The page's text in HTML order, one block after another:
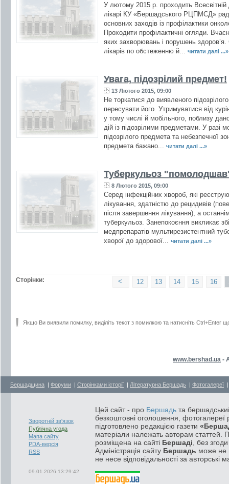
У лютому 2015 р. проходить Всесвітній
лікарі КУ «Бершадського РЦПМСД»
основних заходів із профілактики
Проходити профілактичні огляди.
яких захворювань і порушень здоров’я.
лікарів по обстеженню й...
читати далі ...»
Увага, підозрілий предмет!
13 Лютого 2015, 09:00
Не торкатися до виявленого
пересувати його. Утримуватися від
у тому числі й мобільного, поблизу
дій із підозрілими предметами. У разі
підозрілого предмета та небезпечної
предмета бажано...
читати далі ...»
Туберкульоз
8 Лютого 2015, 09:00
Серед інфекційних хвороб, які
лікування, здатністю до рецидивів
після завершення лікування), а
туберкульоз. Занепокоєння викликає
медпрепаратів мультирезистентний
хворої до здорової...
читати далі ...»
Сторінки: 16
15
14
13
12
<
Якщо Ви виявили помилку, виділіть текст з помилкою та натисніть Ctrl+Enter
www.bershad.ua -
Бершадщина | Форуми | Сторінками історії | Літературна Бершадь | Фотогалереї
Зворотній зв'язок
Публічна угода
Мапа сайту
PDA-версія
RSS
09.01.2026 13:29:42
Цей сайт - про Бершадь та
безкоштовні оголошення, фотогалереї
підготовлено редакцією газети
матеріали належать авторам статтей.
розміщена на сайті Бершаді , без
Адміністрація сайту Бершадь може не
не несе відповідальності за авторські